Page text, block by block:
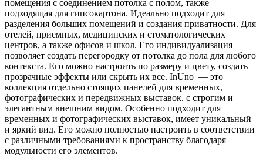
помещения с соединением потолка с полом, также
подходящая для гипсокартона. Идеально подходит для
разделения больших помещений и создания приватности. Для
отелей, приемных, медицинских и стоматологических
центров, а также офисов и школ. Его индивидуализация
позволяет создать перегородку от потолка до пола для любого
контекста. Его можно настроить по размеру и цвету, создать
прозрачные эффекты или скрыть их все. InUno — это
коллекция отдельно стоящих панелей для временных,
фотографических и передвижных выставок. с строгим и
элегантным внешним видом. Особенно подходит для
временных и фотографических выставок, имеет уникальный
и яркий вид. Его можно полностью настроить в соответствии
с различными требованиями к пространству благодаря
модульности его элементов.